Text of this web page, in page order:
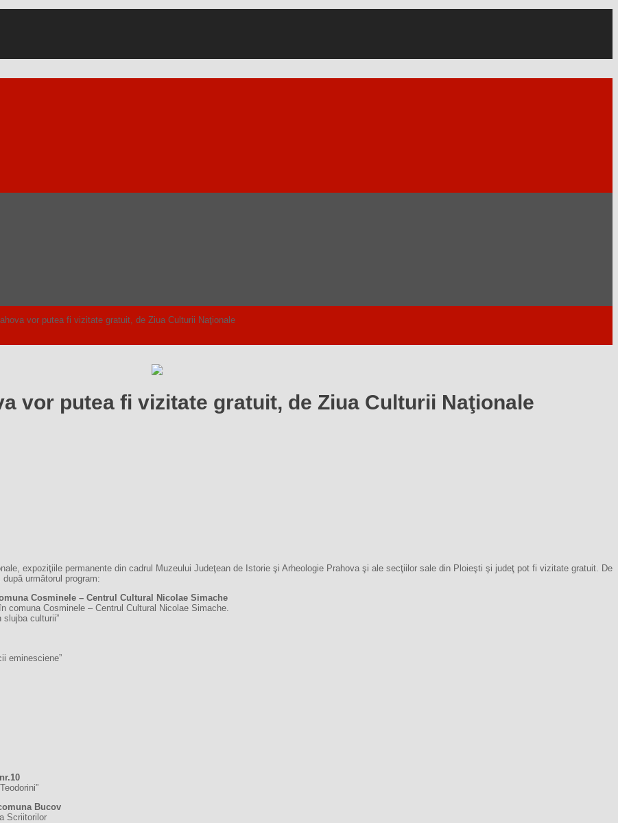
vor putea fi vizitate gratuit, de Ziua Culturii Naţionale
vor putea fi vizitate gratuit, de Ziua Culturii Naţionale
expoziţiile permanente din cadrul Muzeului Judeţean de Istorie şi Arheologie Prahova şi ale secţiilor sale din Ploieşti şi judeţ pot fi vizitate gratuit. De
următorul program:
Cosminele – Centrul Cultural Nicolae Simache
comuna Cosminele – Centrul Cultural Nicolae Simache.
slujba culturii”
eminesciene”
Bucov
Scriitorilor